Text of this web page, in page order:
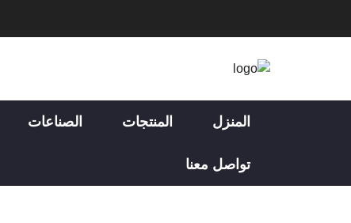
المنزل المنتجات الصناعات
تواصل معنا